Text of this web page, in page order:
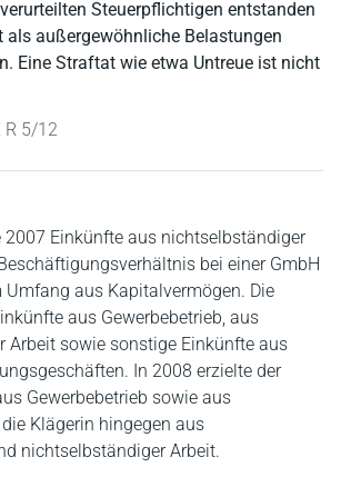
Steuerpflichtigen entstanden
als außergewöhnliche Belastungen
Eine Straftat wie etwa Untreue ist nicht
R 5/12
2007 Einkünfte aus nichtselbständiger
bei einer GmbH
Umfang aus Kapitalvermögen. Die
aus Gewerbebetrieb, aus
Arbeit sowie sonstige Einkünfte aus
In 2008 erzielte der
Gewerbebetrieb sowie aus
Klägerin hingegen aus
nichtselbständiger Arbeit.